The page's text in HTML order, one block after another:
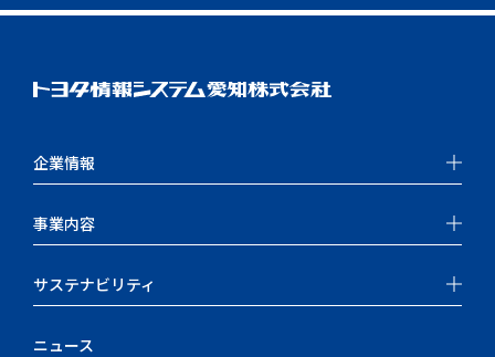
企業情報
事業内容
サステナビリティ
ニュース